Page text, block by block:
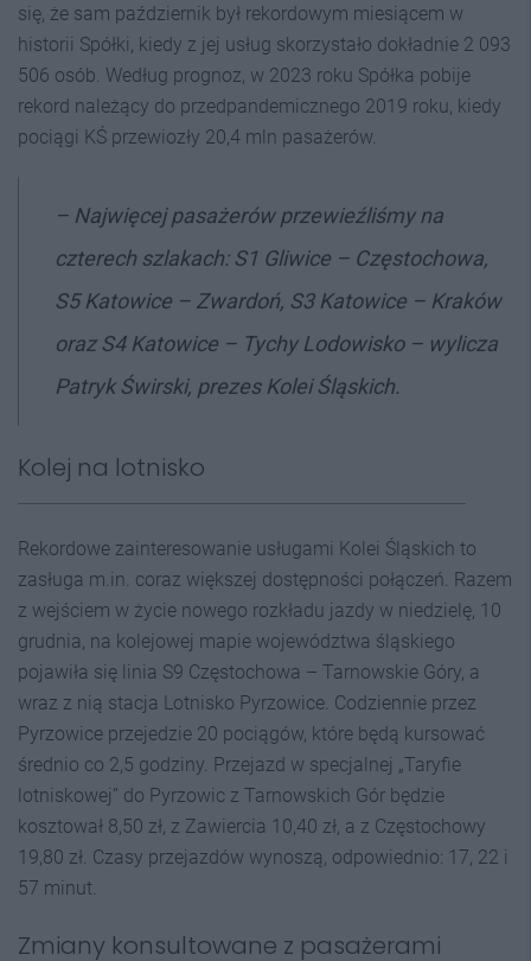
się, że sam październik był rekordowym miesiącem w
historii Spółki, kiedy z jej usług skorzystało dokładnie 2 093
506 osób. Według prognoz, w 2023 roku Spółka pobije
rekord należący do przedpandemicznego 2019 roku, kiedy
pociągi KŚ przewiozły 20,4 mln pasażerów.
– Najwięcej pasażerów przewieźliśmy na
czterech szlakach: S1 Gliwice – Częstochowa,
S5 Katowice – Zwardoń, S3 Katowice – Kraków
oraz S4 Katowice – Tychy Lodowisko – wylicza
Patryk Świrski, prezes Kolei Śląskich.
Kolej na lotnisko
Rekordowe zainteresowanie usługami Kolei Śląskich to
zasługa m.in. coraz większej dostępności połączeń. Razem
z wejściem w życie nowego rozkładu jazdy w niedzielę, 10
grudnia, na kolejowej mapie województwa śląskiego
pojawiła się linia S9 Częstochowa – Tarnowskie Góry, a
wraz z nią stacja Lotnisko Pyrzowice. Codziennie przez
Pyrzowice przejedzie 20 pociągów, które będą kursować
średnio co 2,5 godziny. Przejazd w specjalnej „Taryfie
lotniskowej” do Pyrzowic z Tarnowskich Gór będzie
kosztował 8,50 zł, z Zawiercia 10,40 zł, a z Częstochowy
19,80 zł. Czasy przejazdów wynoszą, odpowiednio: 17, 22 i
57 minut.
Zmiany konsultowane z pasażerami